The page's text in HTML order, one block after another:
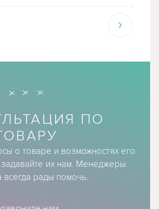
ПО
о товаре и возможностях его
их нам. Менеджеры
всегда рады помочь.